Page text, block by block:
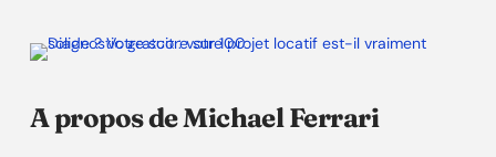
A propos de Michael Ferrari